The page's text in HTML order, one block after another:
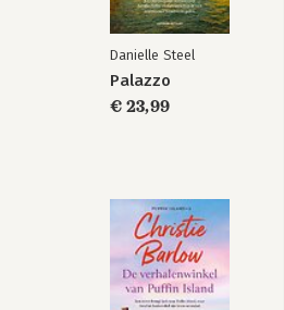
Danielle Steel
Palazzo
€ 23,99